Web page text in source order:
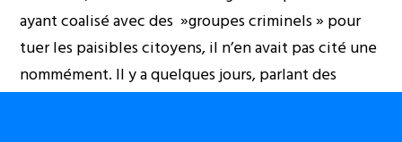
ayant coalisé avec des »groupes criminels » pour
tuer les paisibles citoyens, il n’en avait pas cité une
nommément. Il y a quelques jours, parlant des